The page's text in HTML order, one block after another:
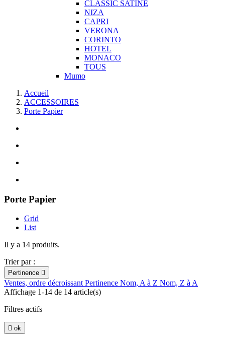
CLASSIC SATINE
NIZA
CAPRI
VERONA
CORINTO
HOTEL
MONACO
TOUS
Mumo
Accueil
ACCESSOIRES
Porte Papier
Porte Papier
Grid
List
Il y a 14 produits.
Trier par :
Pertinence 
Ventes, ordre décroissantPertinence Nom, A à Z Nom, Z à A
Affichage 1-14 de 14 article(s)
Filtres actifs
 ok